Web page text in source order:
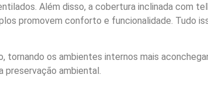
Além disso, a cobertura inclinada com
promovem conforto e funcionalidade. Tudo
os ambientes internos mais
ambiental.